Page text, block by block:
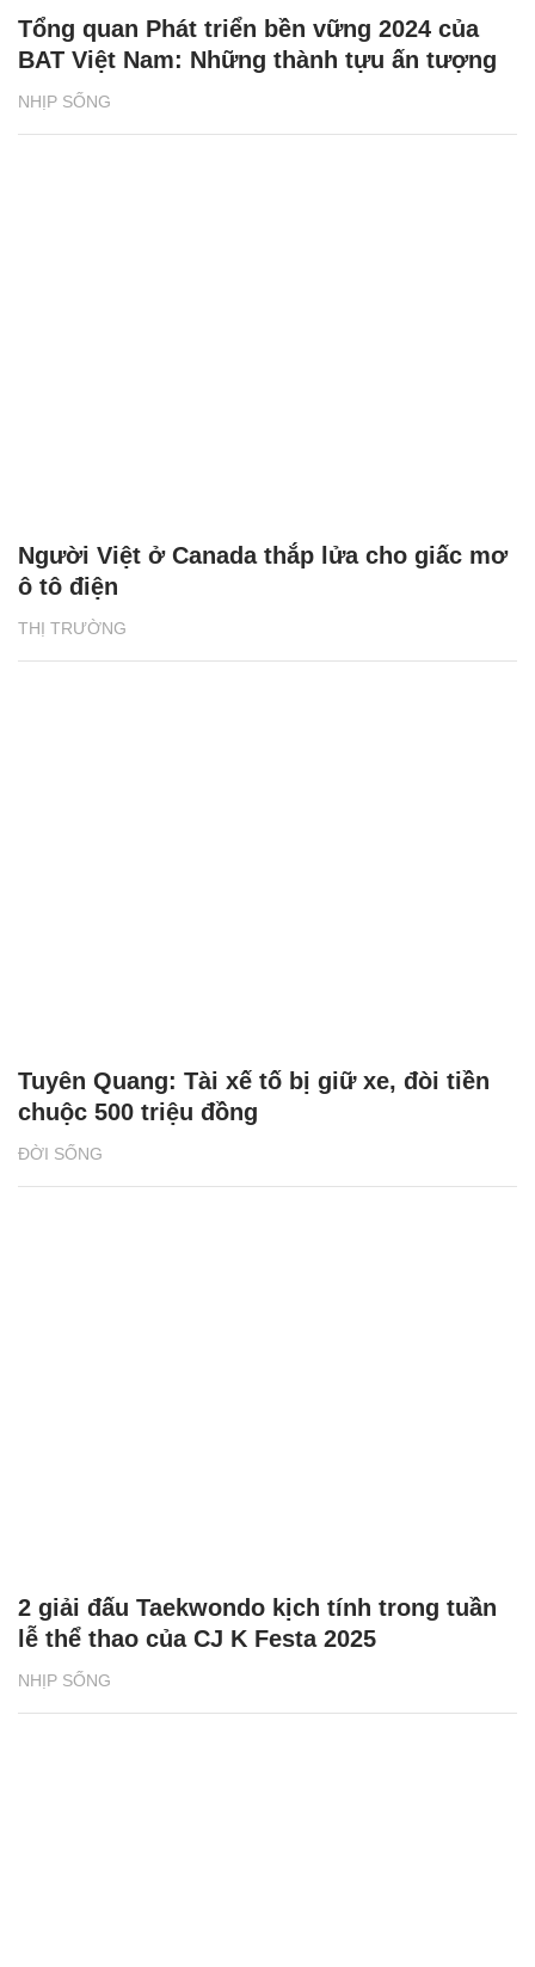
NHỊP SỐNG
Tổng quan Phát triển bền vững 2024 của
BAT Việt Nam: Những thành tựu ấn tượng
THỊ TRƯỜNG
Người Việt ở Canada thắp lửa cho giấc mơ
ô tô điện
ĐỜI SỐNG
Tuyên Quang: Tài xế tố bị giữ xe, đòi tiền
chuộc 500 triệu đồng
NHỊP SỐNG
2 giải đấu Taekwondo kịch tính trong tuần
lễ thể thao của CJ K Festa 2025